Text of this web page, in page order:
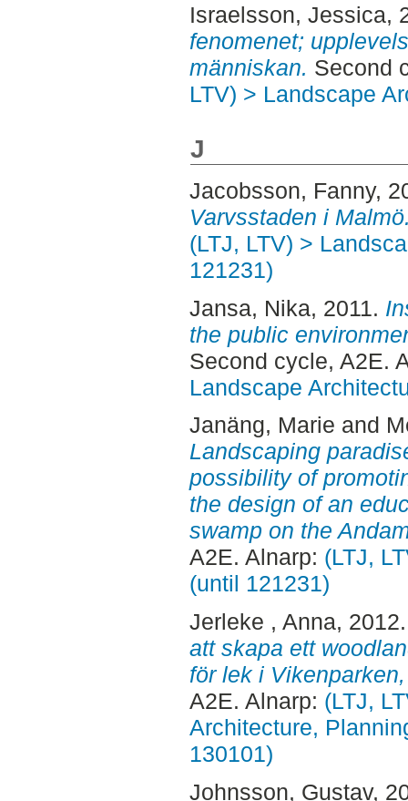
Israelsson, Jessica,
fenomenet;
människan. Second
LTV) > Landscape
J
Jacobsson, Fanny,
Varvsstaden i
(LTJ, LTV) >
121231)
Jansa, Nika, 2011.
the public
Second cycle, A2E.
Landscape
Janäng, Marie and
Landscaping
possibility of
the design of an
swamp on the
A2E. Alnarp: (LTJ,
(until 121231)
Jerleke , Anna,
att skapa ett
för lek i
A2E. Alnarp: (LTJ,
Architecture,
130101)
Johnsson, Gustav,